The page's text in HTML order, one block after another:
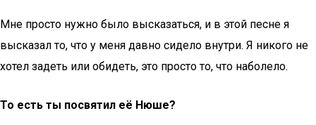
Мне просто нужно было высказаться, и в этой песне я
высказал то, что у меня давно сидело внутри. Я никого не
хотел задеть или обидеть, это просто то, что наболело.
То есть ты посвятил её Нюше?